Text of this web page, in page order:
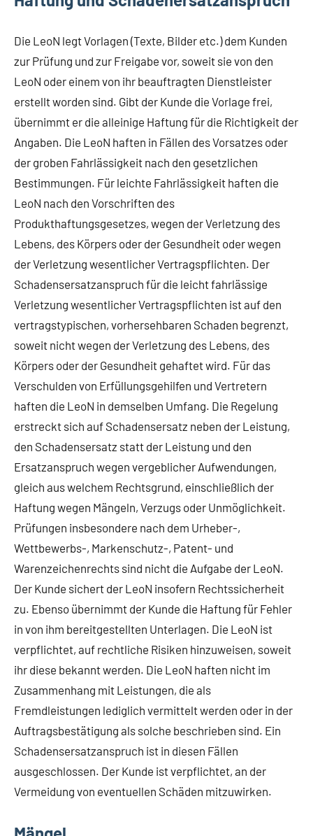
Die LeoN legt Vorlagen (Texte, Bilder etc.) dem Kunden
zur Prüfung und zur Freigabe vor, soweit sie von den
LeoN oder einem von ihr beauftragten Dienstleister
erstellt worden sind. Gibt der Kunde die Vorlage frei,
übernimmt er die alleinige Haftung für die Richtigkeit der
Angaben. Die LeoN haften in Fällen des Vorsatzes oder
der groben Fahrlässigkeit nach den gesetzlichen
Bestimmungen. Für leichte Fahrlässigkeit haften die
LeoN nach den Vorschriften des
Produkthaftungsgesetzes, wegen der Verletzung des
Lebens, des Körpers oder der Gesundheit oder wegen
der Verletzung wesentlicher Vertragspflichten. Der
Schadensersatzanspruch für die leicht fahrlässige
Verletzung wesentlicher Vertragspflichten ist auf den
vertragstypischen, vorhersehbaren Schaden begrenzt,
soweit nicht wegen der Verletzung des Lebens, des
Körpers oder der Gesundheit gehaftet wird. Für das
Verschulden von Erfüllungsgehilfen und Vertretern
haften die LeoN in demselben Umfang. Die Regelung
erstreckt sich auf Schadensersatz neben der Leistung,
den Schadensersatz statt der Leistung und den
Ersatzanspruch wegen vergeblicher Aufwendungen,
gleich aus welchem Rechtsgrund, einschließlich der
Haftung wegen Mängeln, Verzugs oder Unmöglichkeit.
Prüfungen insbesondere nach dem Urheber-,
Wettbewerbs-, Markenschutz-, Patent- und
Warenzeichenrechts sind nicht die Aufgabe der LeoN.
Der Kunde sichert der LeoN insofern Rechtssicherheit
zu. Ebenso übernimmt der Kunde die Haftung für Fehler
in von ihm bereitgestellten Unterlagen. Die LeoN ist
verpflichtet, auf rechtliche Risiken hinzuweisen, soweit
ihr diese bekannt werden. Die LeoN haften nicht im
Zusammenhang mit Leistungen, die als
Fremdleistungen lediglich vermittelt werden oder in der
Auftragsbestätigung als solche beschrieben sind. Ein
Schadensersatzanspruch ist in diesen Fällen
ausgeschlossen. Der Kunde ist verpflichtet, an der
Vermeidung von eventuellen Schäden mitzuwirken.